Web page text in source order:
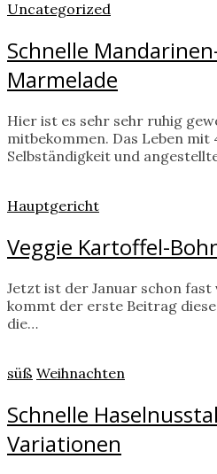
Uncategorized
Schnelle
Marmelade
Hier ist es sehr sehr ruhig
mitbekommen. Das Leben mit
Selbständigkeit und
Hauptgericht
Veggie Kartoffel-
Jetzt ist der Januar schon
kommt der erste Beitrag
die…
süß Weihnachten
Schnelle
Variationen